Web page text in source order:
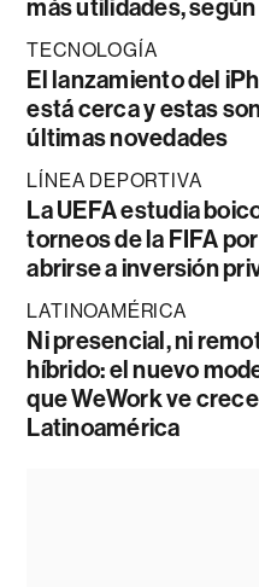
más utilidades,
TECNOLOGÍA
El lanzamiento del
está cerca y estas
últimas novedades
LÍNEA DEPORTIVA
La UEFA estudia
torneos de la FIFA
abrirse a inversión
LATINOAMÉRICA
Ni presencial, ni
híbrido: el nuevo
que WeWork ve
Latinoamérica